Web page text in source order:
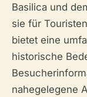
Basilica und
sie für
bietet eine
historische
nahegelegene